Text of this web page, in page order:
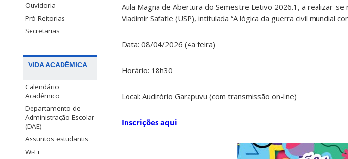
Ouvidoria
Pró-Reitorias
Secretarias
VIDA ACADÊMICA
Calendário
Acadêmico
Departamento de
Administração Escolar
(DAE)
Assuntos estudantis
Wi-Fi
Aula Magna de Abertura do Semestre Letivo 2026.1, a realizar-
Vladimir Safatle (USP), intitulada “A lógica da guerra civil mundial
Data: 08/04/2026 (4a feira)
Horário: 18h30
Local: Auditório Garapuvu (com transmissão on-line)
Inscrições aqui